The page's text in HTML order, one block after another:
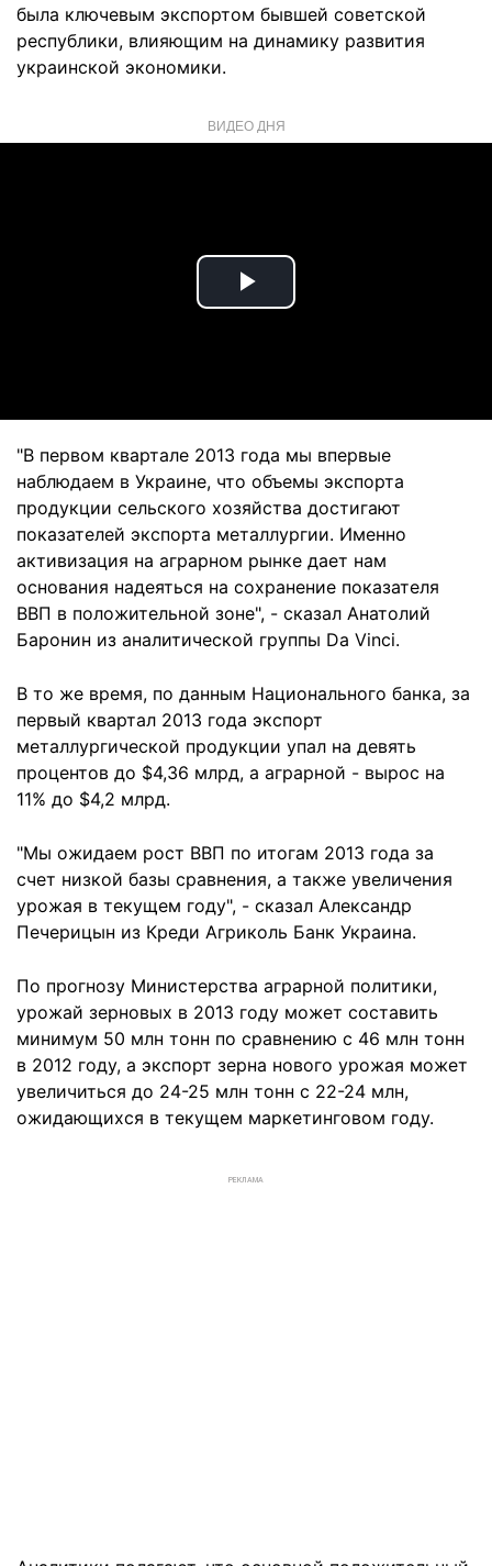
была ключевым экспортом бывшей советской
республики, влияющим на динамику развития
украинской экономики.
ВИДЕО ДНЯ
Play
"В первом квартале 2013 года мы впервые
наблюдаем в Украине, что объемы экспорта
продукции сельского хозяйства достигают
показателей экспорта металлургии. Именно
активизация на аграрном рынке дает нам
основания надеяться на сохранение показателя
ВВП в положительной зоне", - сказал Анатолий
Баронин из аналитической группы Da Vinci.
В то же время, по данным Национального банка, за
первый квартал 2013 года экспорт
металлургической продукции упал на девять
процентов до $4,36 млрд, а аграрной - вырос на
11% до $4,2 млрд.
"Мы ожидаем рост ВВП по итогам 2013 года за
счет низкой базы сравнения, а также увеличения
урожая в текущем году", - сказал Александр
Печерицын из Креди Агриколь Банк Украина.
По прогнозу Министерства аграрной политики,
урожай зерновых в 2013 году может составить
минимум 50 млн тонн по сравнению с 46 млн тонн
в 2012 году, а экспорт зерна нового урожая может
увеличиться до 24-25 млн тонн с 22-24 млн,
ожидающихся в текущем маркетинговом году.
РЕКЛАМА